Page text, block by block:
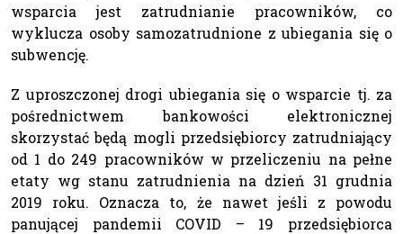
wsparcia jest zatrudnianie pracowników, co
wyklucza osoby samozatrudnione z ubiegania się o
subwencję.
Z uproszczonej drogi ubiegania się o wsparcie tj. za
pośrednictwem bankowości elektronicznej
skorzystać będą mogli przedsiębiorcy zatrudniający
od 1 do 249 pracowników w przeliczeniu na pełne
etaty wg stanu zatrudnienia na dzień 31 grudnia
2019 roku. Oznacza to, że nawet jeśli z powodu
panującej pandemii COVID – 19 przedsiębiorca